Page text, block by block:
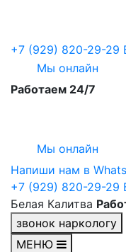
+7 (929) 820-29-29
Мы онлайн
Работаем 24/7
Мы онлайн
Напиши нам в
+7 (929) 820-29-29
Белая Калитва
звонок наркологу
МЕНЮ